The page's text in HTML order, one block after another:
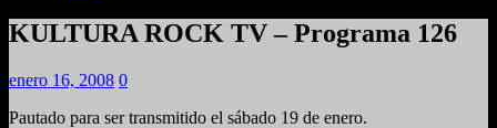
KULTURA ROCK TV – Programa 126
enero 16, 2008 0
Pautado para ser transmitido el sábado 19 de enero.